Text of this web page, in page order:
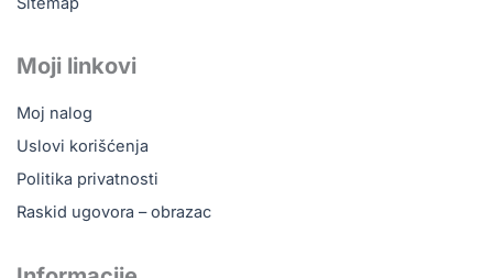
Moji linkovi
Moj nalog
Uslovi korišćenja
Politika privatnosti
Raskid ugovora – obrazac